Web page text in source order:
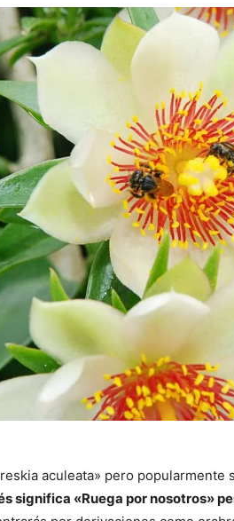
aculeata» pero
significa «Ruega por nosotros»